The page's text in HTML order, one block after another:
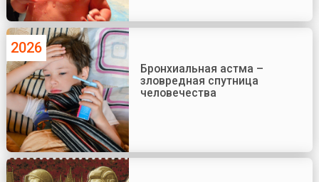
2026
Бронхиальная астма –
зловредная спутница
человечества